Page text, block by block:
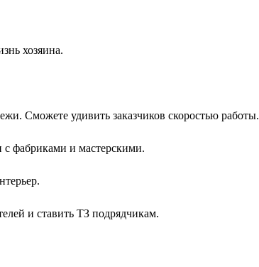
хозяина.
Сможете удивить заказчиков скоростью работы.
с фабриками и мастерскими.
и ставить ТЗ подрядчикам.